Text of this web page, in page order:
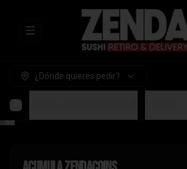
Abrir menu de navegación
¿Dónde quieres pedir?